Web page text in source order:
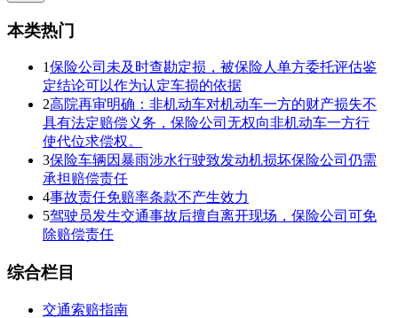
本类热门
1保险公司未及时查勘定损，被保险人单方委托评估鉴
定结论可以作为认定车损的依据
2高院再审明确：非机动车对机动车一方的财产损失不
具有法定赔偿义务，保险公司无权向非机动车一方行
使代位求偿权。
3保险车辆因暴雨涉水行驶致发动机损坏保险公司仍需
承担赔偿责任
4事故责任免赔率条款不产生效力
5驾驶员发生交通事故后擅自离开现场，保险公司可免
除赔偿责任
综合栏目
交通索赔指南